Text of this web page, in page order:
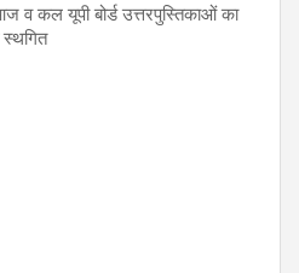
व कल यूपी बोर्ड उत्तरपुस्तिकाओं का